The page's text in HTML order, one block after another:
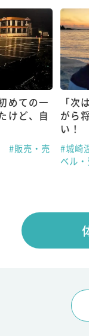
めての一
けど、自
#販売・売
「次
がら
い！
#城崎
ベル